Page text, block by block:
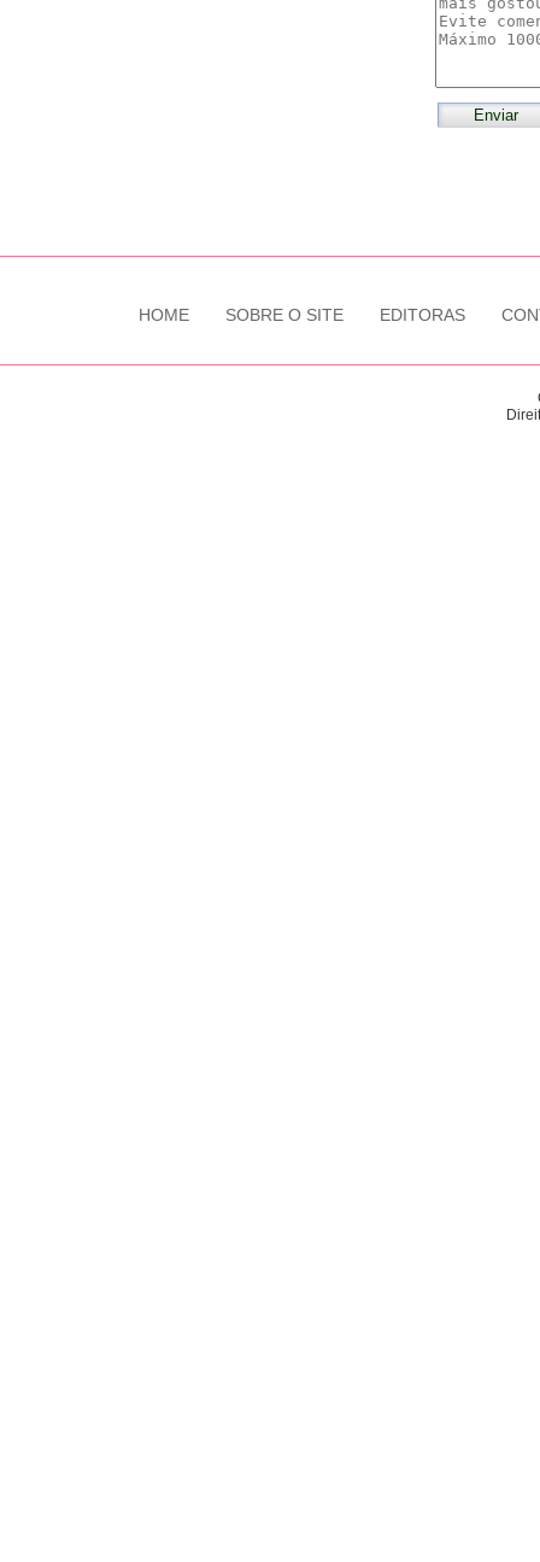
HOME SOBRE O SITE EDITORAS